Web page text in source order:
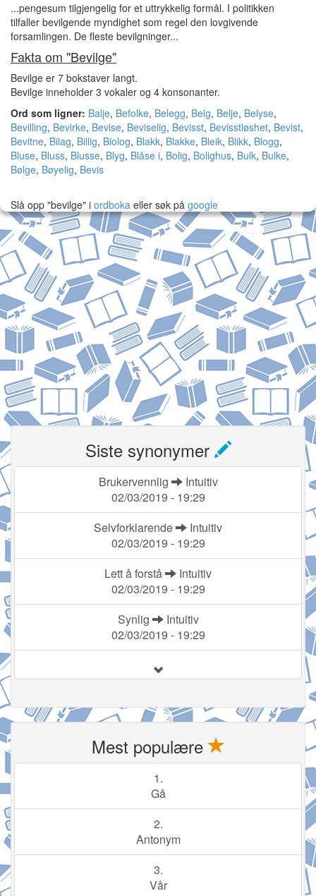
...pengesum tilgjengelig for et uttrykkelig formål. I politikken
tilfaller bevilgende myndighet som regel den lovgivende
forsamlingen. De fleste bevilgninger...
Fakta om "Bevilge"
Bevilge er 7 bokstaver langt.
Bevilge inneholder 3 vokaler og 4 konsonanter.
Ord som ligner: Balje, Befolke, Belegg, Belg, Belje, Belyse,
Bevilling, Bevirke, Bevise, Beviselig, Bevisst, Bevisstløshet, Bevist,
Bevitne, Bilag, Billig, Biolog, Blakk, Blakke, Bleik, Blikk, Blogg,
Bluse, Bluss, Blusse, Blyg, Blåse i, Bolig, Bolighus, Bulk, Bulke,
Bølge, Bøyelig, Bevis
Slå opp "bevilge" i ordboka eller søk på google
Siste synonymer
Brukervennlig
Intuitiv
02/03/2019 - 19:29
Selvforklarende
Intuitiv
02/03/2019 - 19:29
Lett å forstå
Intuitiv
02/03/2019 - 19:29
Synlig
Intuitiv
02/03/2019 - 19:29
Mest populære
1.
Gå
2.
Antonym
3.
Vår